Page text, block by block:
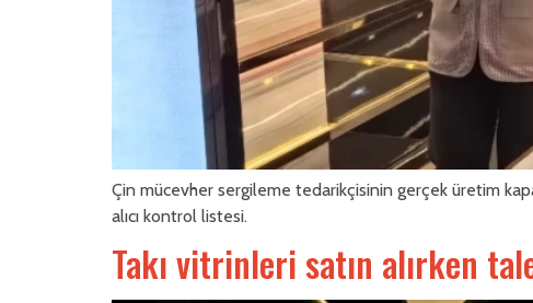
Çin mücevher sergileme tedarikçisinin gerçek üretim
alıcı kontrol listesi.
Takı vitrinleri satın alırken